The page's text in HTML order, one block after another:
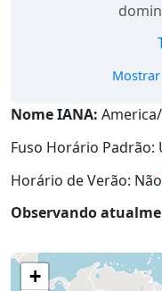
Nome IANA:
Fuso Horário Padrão:
Horário de Verão:
Observando
+